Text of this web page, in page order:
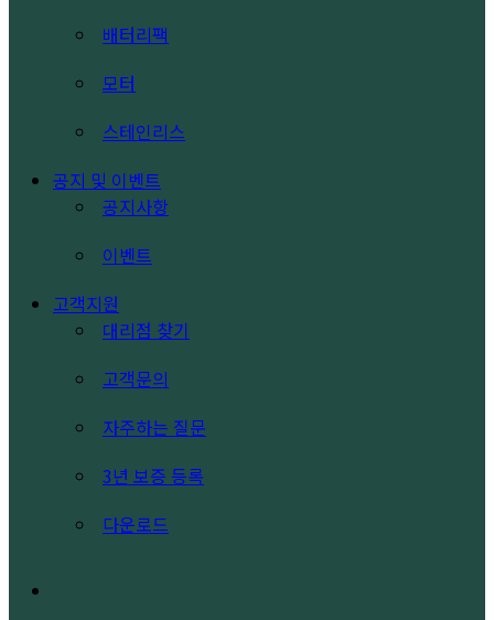
배터리팩
모터
스테인리스
공지 및 이벤트
공지사항
이벤트
고객지원
대리점 찾기
고객문의
자주하는 질문
3년 보증 등록
다운로드